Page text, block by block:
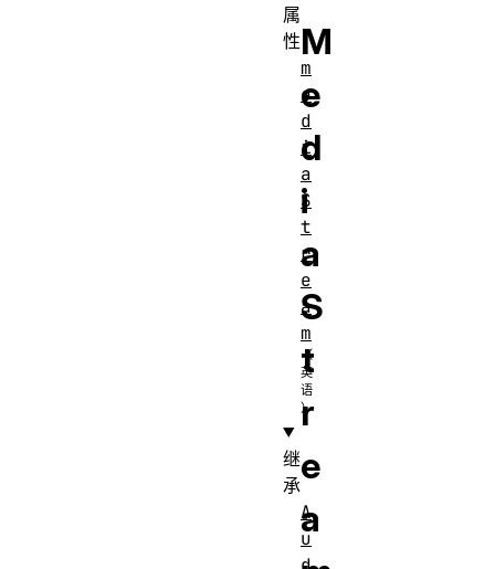
M
e
d
i
a
S
t
r
e
a
属
性
m
e
d
i
a
S
t
r
e
a
m
继
承
A
u